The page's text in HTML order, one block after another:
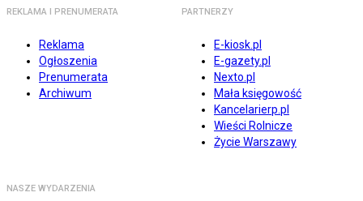
REKLAMA I PRENUMERATA
Reklama
Ogłoszenia
Prenumerata
Archiwum
PARTNERZY
E-kiosk.pl
E-gazety.pl
Nexto.pl
Mała księgowość
Kancelarierp.pl
Wieści Rolnicze
Życie Warszawy
NASZE WYDARZENIA